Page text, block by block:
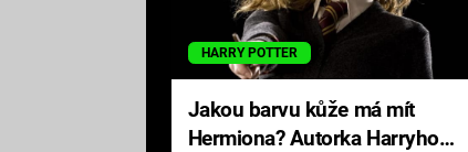
HARRY POTTER
Jakou barvu kůže má mít
Hermiona? Autorka Harryho